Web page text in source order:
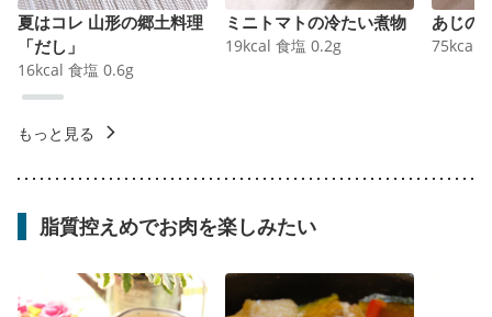
夏はコレ 山形の郷土料理
「だし」
16kcal 食塩 0.6g
ミニトマトの冷たい煮物
19kcal 食塩 0.2g
あじの
75kcal
もっと見る
脂質控えめでお肉を楽しみたい